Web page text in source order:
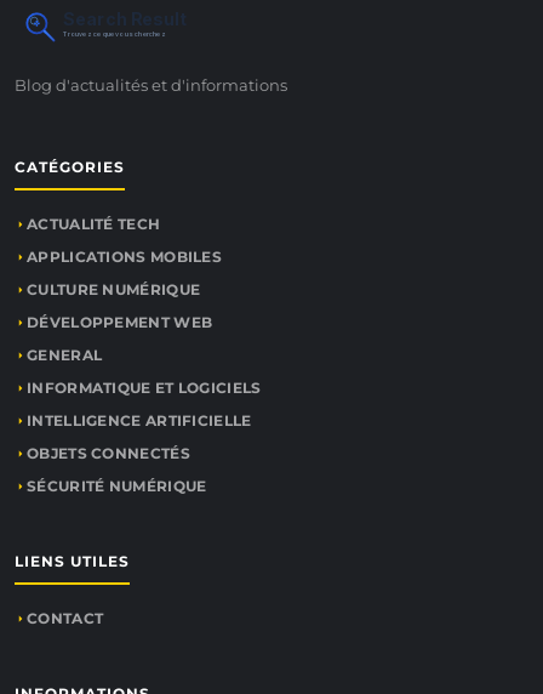
Search Result
Trouvez ce que vous cherchez
Blog d'actualités et d'informations
CATÉGORIES
ACTUALITÉ TECH
APPLICATIONS MOBILES
CULTURE NUMÉRIQUE
DÉVELOPPEMENT WEB
GENERAL
INFORMATIQUE ET LOGICIELS
INTELLIGENCE ARTIFICIELLE
OBJETS CONNECTÉS
SÉCURITÉ NUMÉRIQUE
LIENS UTILES
CONTACT